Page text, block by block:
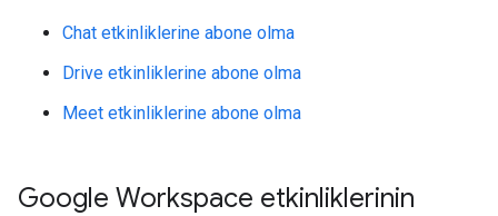
Chat etkinliklerine abone olma
Drive etkinliklerine abone olma
Meet etkinliklerine abone olma
Google Workspace etkinliklerinin